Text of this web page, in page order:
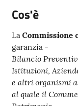
on-
line
Seguici
Cos'è
La Commissione
garanzia -
Bilancio
Istituzioni,
e altri organismi
al quale il